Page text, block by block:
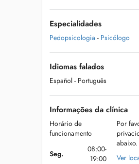
Especialidades
Pedopsicologia - Psicólogo
Idiomas falados
Español - Português
Informações da clínica
Horário de
funcionamento
Seg.
08:00-
19:00
Por
abaixo.
Ver